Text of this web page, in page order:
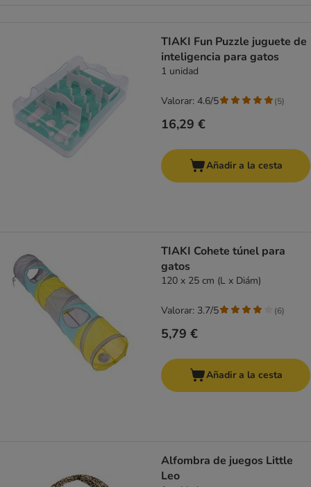
TIAKI Fun Puzzle juguete de
inteligencia para gatos
1 unidad
16,29 €
Valorar: 4.6/5 (5)
Añadir a la cesta
TIAKI Cohete túnel para
gatos
120 x 25 cm (L x Diám)
5,79 €
Valorar: 3.7/5 (6)
Añadir a la cesta
Alfombra de juegos Little
Leo